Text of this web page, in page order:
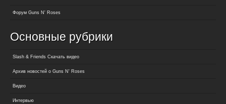
Форум Guns N' Roses
Основные рубрики
Slash & Friends Скачать видео
Архив новостей о Guns N' Roses
Видео
Интервью